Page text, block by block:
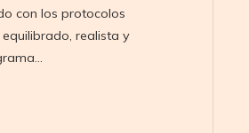
con los protocolos
realista y